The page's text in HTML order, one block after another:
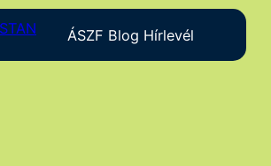
ÁSZF Blog Hírlevél